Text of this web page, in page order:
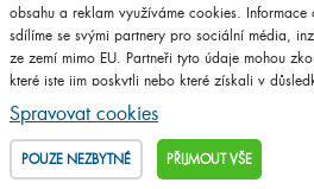
info@drevojas.cz
obsahu a reklam využíváme cookies.
sdílíme se svými partnery pro sociální média,
ze zemí mimo EU. Partneři tyto údaje mohou
které jste jim poskytli nebo které získali v
služby.
Podrobné informace
Spravovat cookies
POUZE NEZBYTNÉ PŘIJMOUT VŠE